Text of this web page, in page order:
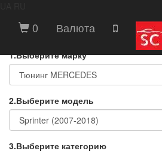
0 Валюта
ВЫБЕРИТЕ МАРКУ И
АВТОМОБИЛЯ
1.Выберите марку
2.Выберите модель
3.Выберите категорию